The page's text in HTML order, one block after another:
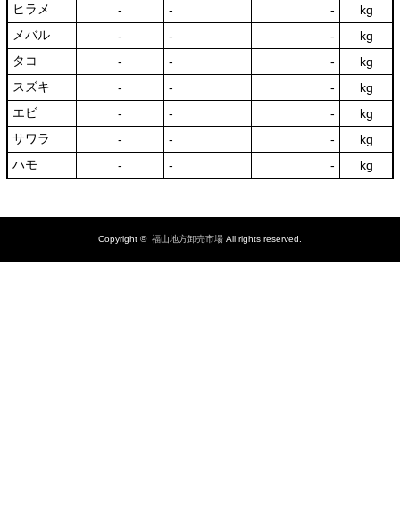
ヒラメ
‐ ‐ ‐
kg
メバル
‐ ‐ ‐
kg
タコ
‐ ‐ ‐
kg
スズキ
‐ ‐ ‐
kg
エビ
‐ ‐ ‐
kg
サワラ
‐ ‐ ‐
kg
ハモ
‐ ‐ ‐ kg
Copyright © 福山地方卸売市場 All rights reserved.